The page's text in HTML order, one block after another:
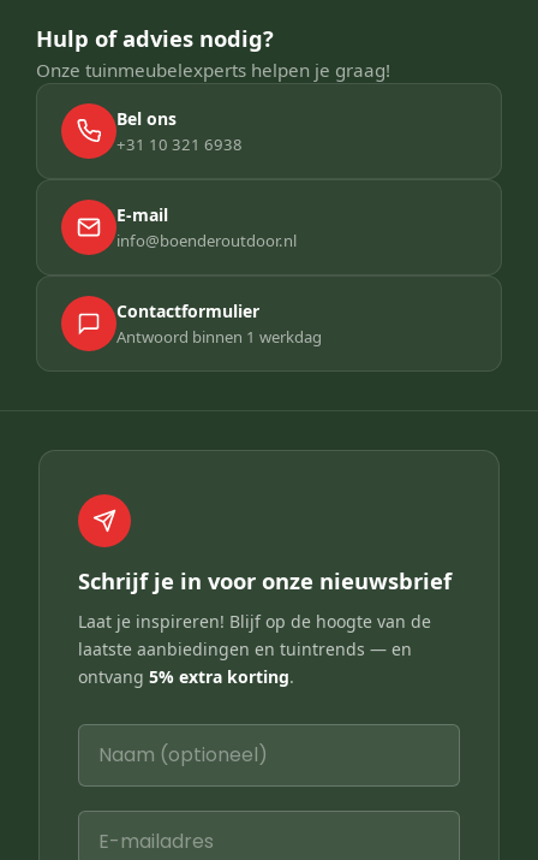
Hulp of advies nodig?
Onze tuinmeubelexperts helpen je graag!
Bel ons
+31 10 321 6938
E-mail
info@boenderoutdoor.nl
Contactformulier
Antwoord binnen 1 werkdag
Schrijf je in voor onze nieuwsbrief
Laat je inspireren! Blijf op de hoogte van de
laatste aanbiedingen en tuintrends — en
ontvang 5% extra korting.